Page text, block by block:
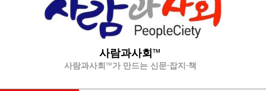
사람과사회™
사람과사회™가 만드는 신문·잡지·책